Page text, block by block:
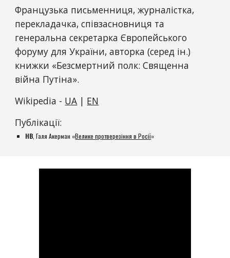
Французька письменниця, журналістка,
перекладачка, співзасновниця та
генеральна секретарка Європейського
форуму для України, авторка (серед ін.)
книжки «Безсмертний полк: Священна
війна Путіна».
Wikipedia - UA | EN
Публікації:
НВ , Галя Акерман «Велике протверезіння в Росії»